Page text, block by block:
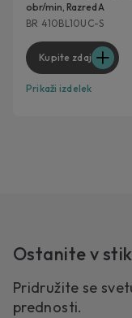
obr/min, Razred A
BR 410BL10UC-S
Kupite zdaj
Prikaži izdelek
Ostanite v
Pridružite se
prednosti.